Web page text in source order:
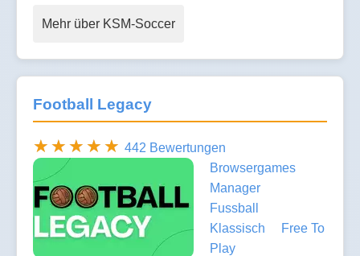
Mehr über KSM-Soccer
Football Legacy
442 Bewertungen
Browsergames
Manager
Fussball
Klassisch
Free To
Play